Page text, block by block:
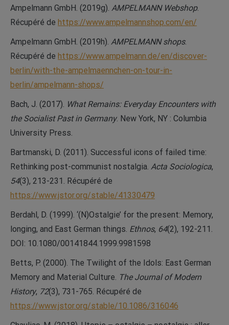
Ampelmann GmbH. (2019g). AMPELMANN Webshop.
Récupéré de https://www.ampelmannshop.com/en/
Ampelmann GmbH. (2019h). AMPELMANN shops.
Récupéré de https://www.ampelmann.de/en/discover-
berlin/with-the-ampelmaennchen-on-tour-in-
berlin/ampelmann-shops/
Bach, J. (2017). What Remains: Everyday Encounters with
the Socialist Past in Germany. New York, NY : Columbia
University Press.
Bartmanski, D. (2011). Successful icons of failed time:
Rethinking post-communist nostalgia. Acta Sociologica,
54(3), 213-231. Récupéré de
https://www.jstor.org/stable/41330479
Berdahl, D. (1999). ‘(N)Ostalgie’ for the present: Memory,
longing, and East German things. Ethnos, 64(2), 192-211.
DOI: 10.1080/00141844.1999.9981598
Betts, P. (2000). The Twilight of the Idols: East German
Memory and Material Culture. The Journal of Modern
History, 72(3), 731-765. Récupéré de
https://www.jstor.org/stable/10.1086/316046